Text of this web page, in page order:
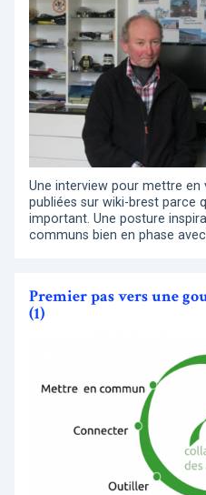
Une interview pour mettre en
publiées sur wiki-brest parce
important. Une posture
communs bien en phase
Premier pas vers une
(1)